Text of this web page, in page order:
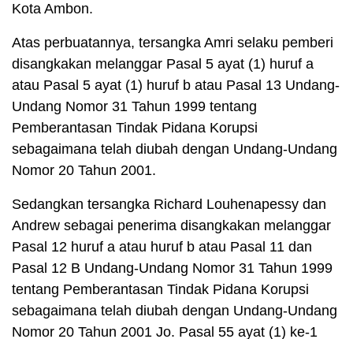
Kota Ambon.
Atas perbuatannya, tersangka Amri selaku pemberi
disangkakan melanggar Pasal 5 ayat (1) huruf a
atau Pasal 5 ayat (1) huruf b atau Pasal 13 Undang-
Undang Nomor 31 Tahun 1999 tentang
Pemberantasan Tindak Pidana Korupsi
sebagaimana telah diubah dengan Undang-Undang
Nomor 20 Tahun 2001.
Sedangkan tersangka Richard Louhenapessy dan
Andrew sebagai penerima disangkakan melanggar
Pasal 12 huruf a atau huruf b atau Pasal 11 dan
Pasal 12 B Undang-Undang Nomor 31 Tahun 1999
tentang Pemberantasan Tindak Pidana Korupsi
sebagaimana telah diubah dengan Undang-Undang
Nomor 20 Tahun 2001 Jo. Pasal 55 ayat (1) ke-1